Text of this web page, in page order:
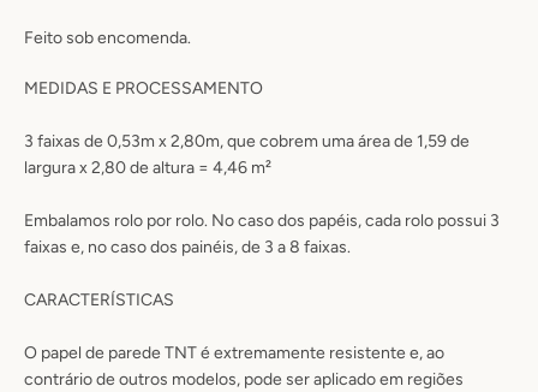
Feito sob encomenda.
MEDIDAS E PROCESSAMENTO
3 faixas de 0,53m x 2,80m, que cobrem uma área de 1,59 de
largura x 2,80 de altura = 4,46 m²
Embalamos rolo por rolo. No caso dos papéis, cada rolo possui 3
faixas e, no caso dos painéis, de 3 a 8 faixas.
CARACTERÍSTICAS
O papel de parede TNT é extremamente resistente e, ao
contrário de outros modelos, pode ser aplicado em regiões